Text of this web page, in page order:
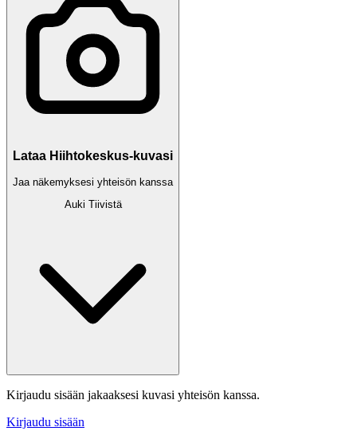
Lataa Hiihtokeskus-kuvasi
Jaa näkemyksesi yhteisön kanssa
Auki Tiivistä
Kirjaudu sisään jakaaksesi kuvasi yhteisön kanssa.
Kirjaudu sisään